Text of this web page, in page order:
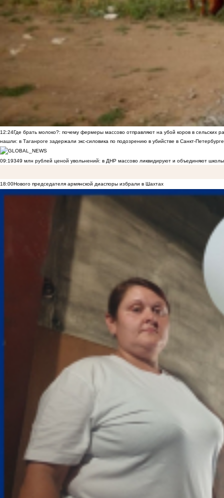
12:24Где брать молоко?: почему фермеры массово отправляют на убой коров в сельских
нашли: в Таганроге задержали экс-силовика по подозрению в убийстве в Санкт-Петербурге
09:19349 млн рублей ценой увольнений: в ДНР массово ликвидируют и объединяют
18:00Нового председателя армянской диаспоры избрали в Шахтах